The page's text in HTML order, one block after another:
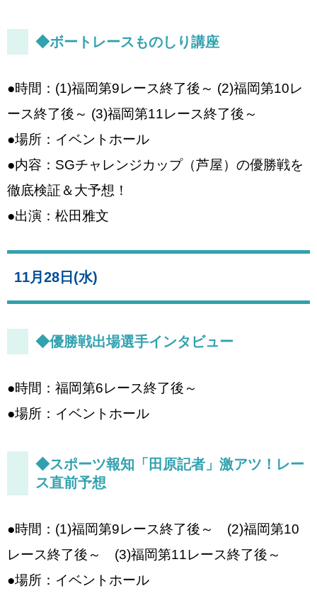
◆ボートレースものしり講座
●時間：(1)福岡第9レース終了後～ (2)福岡第10レ
ース終了後～ (3)福岡第11レース終了後～
●場所：イベントホール
●内容：SGチャレンジカップ（芦屋）の優勝戦を
徹底検証＆大予想！
●出演：松田雅文
11月28日(水)
◆優勝戦出場選手インタビュー
●時間：福岡第6レース終了後～
●場所：イベントホール
◆スポーツ報知「田原記者」激アツ！レー
ス直前予想
●時間：(1)福岡第9レース終了後～ (2)福岡第10
レース終了後～ (3)福岡第11レース終了後～
●場所：イベントホール